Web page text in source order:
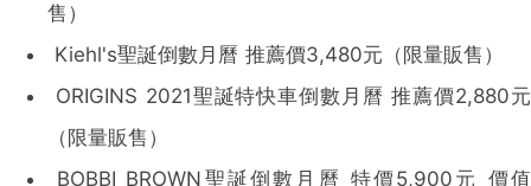
售）
Kiehl's聖誕倒數月曆 推薦價3,480元（限量販售）
ORIGINS 2021聖誕特快車倒數月曆 推薦價2,880元
（限量販售）
BOBBI BROWN聖誕倒數月曆 特價5,900元 價值